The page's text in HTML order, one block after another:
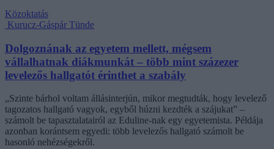
Közoktatás
Kurucz-Gáspár Tünde
Dolgoznának az egyetem mellett, mégsem
vállalhatnak diákmunkát – több mint százezer
levelezős hallgatót érinthet a szabály
„Szinte bárhol voltam állásinterjún, mikor megtudták, hogy levelező
tagozatos hallgató vagyok, egyből húzni kezdték a szájukat” –
számolt be tapasztalatairól az Eduline-nak egy egyetemista. Példája
azonban korántsem egyedi: több levelezős hallgató számolt be
hasonló nehézségekről.